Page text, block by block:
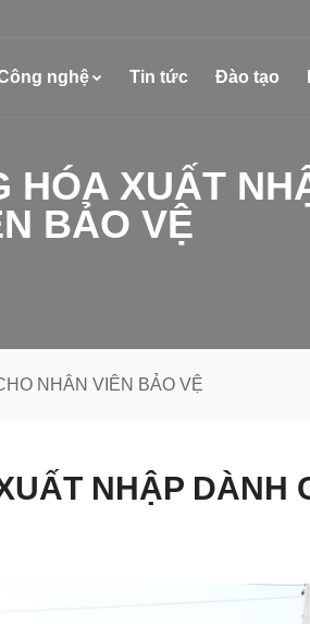
nghệ Tin tức Đào tạo
HÓA XUẤT
BẢO VỆ
NHÂN VIÊN BẢO VỆ
NHẬP DÀNH